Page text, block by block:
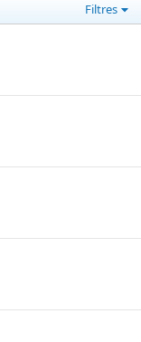
Filtres